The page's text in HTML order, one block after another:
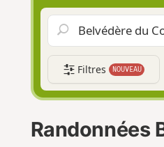
Filtres NOUVEAU
Randonnées